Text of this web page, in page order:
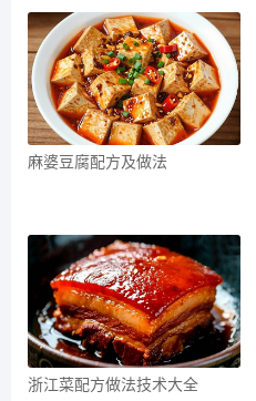
麻婆豆腐配方及做法
浙江菜配方做法技术大全